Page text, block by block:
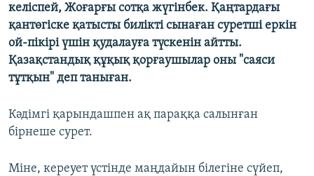
келіспей, Жоғарғы сотқа жүгінбек. Қаңтардағы
қантөгіске қатысты билікті сынаған суретші еркін
ой-пікірі үшін қудалауға түскенін айтты.
Қазақстандық құқық қорғаушылар оны "саяси
тұтқын" деп таныған.
Кәдімгі қарындашпен ақ параққа салынған
бірнеше сурет.
Міне, кереует үстінде маңдайын білегіне сүйеп,